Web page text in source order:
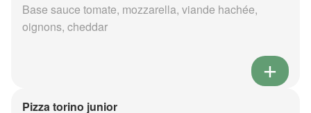
Base sauce tomate, mozzarella, viande hachée,
oignons, cheddar
Pizza torino junior